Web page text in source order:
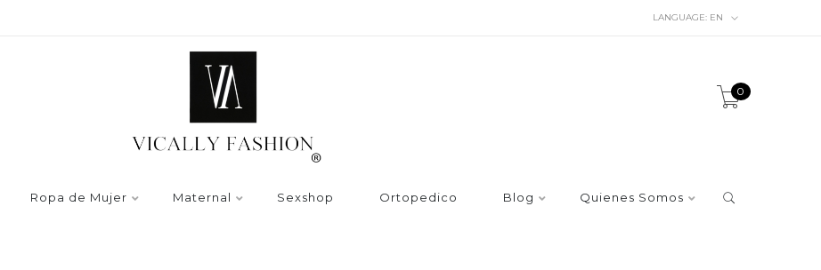
LANGUAGE: EN
0
Ropa de Mujer Maternal Sexshop Ortopedico Blog Quienes Somos